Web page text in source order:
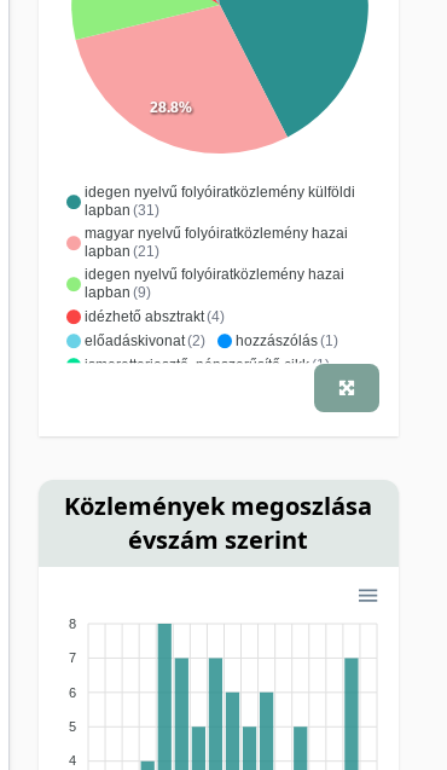
idegen nyelvű folyóiratközlemény külföldi
lapban (31)
magyar nyelvű folyóiratközlemény hazai
lapban (21)
idegen nyelvű folyóiratközlemény hazai
lapban (9)
idézhető absztrakt(4)
előadáskivonat(2) hozzászólás(1)
ismeretterjesztő, népszerűsítő cikk (1)
magyar nyelvű folyóiratközlemény külföldi
28.8%
Közlemények megoszlása
évszám szerint
8
7
6
5
4